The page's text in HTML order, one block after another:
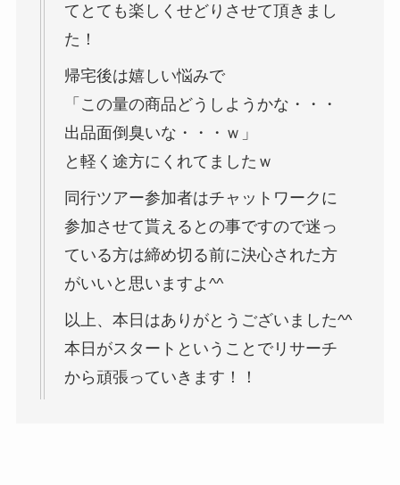
てとても楽しくせどりさせて頂きまし
た！
帰宅後は嬉しい悩みで
「この量の商品どうしようかな・・・
出品面倒臭いな・・・ｗ」
と軽く途方にくれてましたｗ
同行ツアー参加者はチャットワークに
参加させて貰えるとの事ですので迷っ
ている方は締め切る前に決心された方
がいいと思いますよ^^
以上、本日はありがとうございました^^
本日がスタートということでリサーチ
から頑張っていきます！！